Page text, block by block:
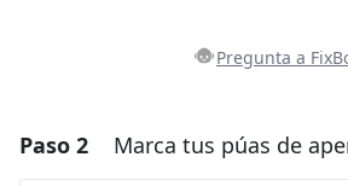
Pregunta a
Agregar un
Paso 2 Marca tus púas de